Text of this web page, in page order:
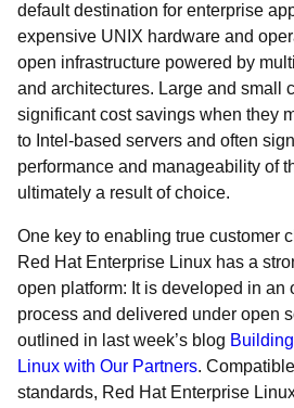
default destination for enterprise
expensive UNIX hardware and
open infrastructure powered by
and architectures. Large and small
significant cost savings when they
to Intel-based servers and often
performance and manageability of
ultimately a result of choice.
One key to enabling true customer
Red Hat Enterprise Linux has a
open platform: It is developed in an
process and delivered under open
outlined in last week’s blog
Linux with Our Partners.
standards, Red Hat Enterprise